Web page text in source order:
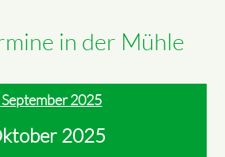
in der Mühle
September 2025
2025